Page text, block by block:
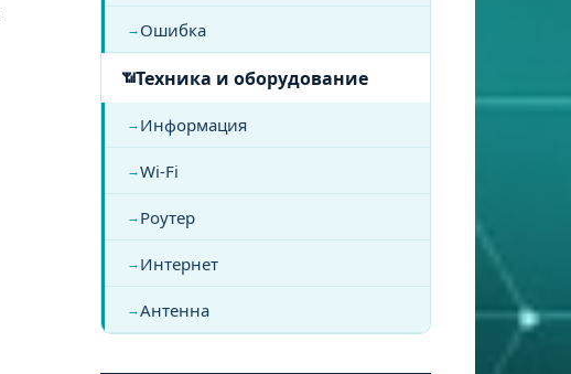
Ошибка
Техника и оборудование
Информация
Wi-Fi
Роутер
Интернет
Антенна